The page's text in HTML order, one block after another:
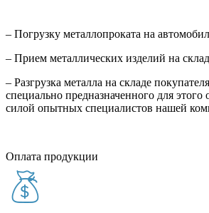
– Погрузку металлопроката на
– Прием металлических изделий на
– Разгрузка металла на складе
специально предназначенного для этого
силой опытных специалистов нашей
Оплата продукции